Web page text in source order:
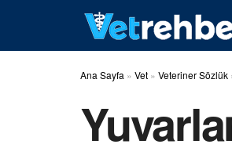
Ana Sayfa » Vet » Veteriner Sözlük